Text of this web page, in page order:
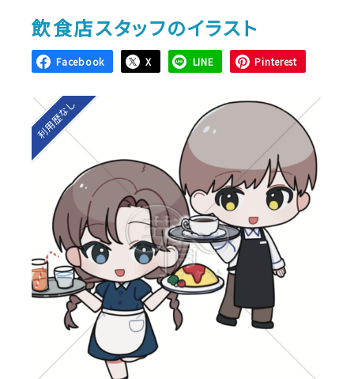
飲食店スタッフのイラスト
Facebook X LINE Pinterest
利用歴なし